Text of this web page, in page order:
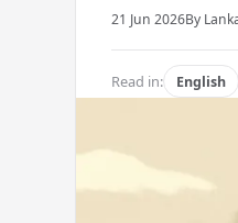
21 Jun 2026By
Read in: English